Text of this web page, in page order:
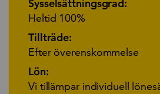
Sysselsättningsgrad:
Heltid 100%
Tillträde:
Efter överenskommelse
Lön:
Vi tillämpar individuell